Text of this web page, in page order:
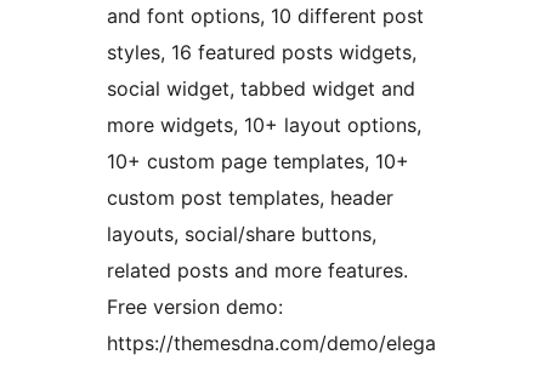
and font options, 10 different post
styles, 16 featured posts widgets,
social widget, tabbed widget and
more widgets, 10+ layout options,
10+ custom page templates, 10+
custom post templates, header
layouts, social/share buttons,
related posts and more features.
Free version demo:
https://themesdna.com/demo/elega